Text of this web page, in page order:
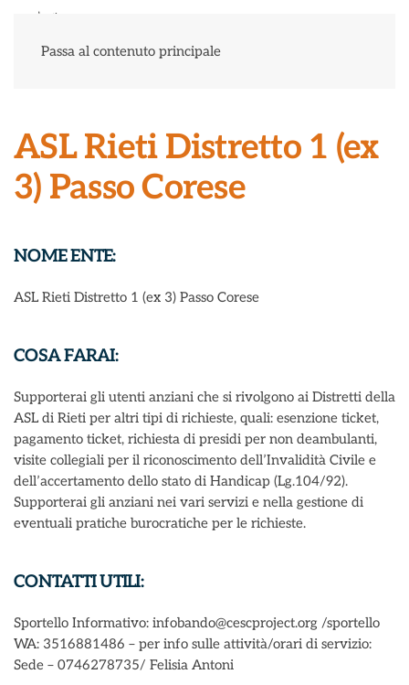
Passa al contenuto principale
ASL Rieti Distretto 1 (ex
3) Passo Corese
NOME ENTE:
ASL Rieti Distretto 1 (ex 3) Passo Corese
COSA FARAI:
Supporterai gli utenti anziani che si rivolgono ai Distretti della
ASL di Rieti per altri tipi di richieste, quali: esenzione ticket,
pagamento ticket, richiesta di presidi per non deambulanti,
visite collegiali per il riconoscimento dell’Invalidità Civile e
dell’accertamento dello stato di Handicap (Lg.104/92).
Supporterai gli anziani nei vari servizi e nella gestione di
eventuali pratiche burocratiche per le richieste.
CONTATTI UTILI:
Sportello Informativo: infobando@cescproject.org /sportello
WA: 3516881486 – per info sulle attività/orari di servizio:
Sede – 0746278735/ Felisia Antoni